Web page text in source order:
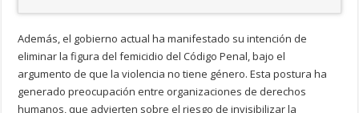
Además, el gobierno actual ha manifestado su intención de
eliminar la figura del femicidio del Código Penal, bajo el
argumento de que la violencia no tiene género. Esta postura ha
generado preocupación entre organizaciones de derechos
humanos, que advierten sobre el riesgo de invisibilizar la